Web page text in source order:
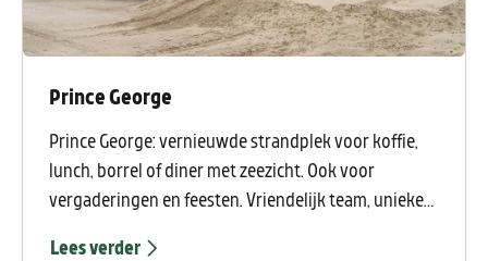
Prince George
Prince George: vernieuwde strandplek voor koffie,
lunch, borrel of diner met zeezicht. Ook voor
vergaderingen en feesten. Vriendelijk team, unieke
Lees verder